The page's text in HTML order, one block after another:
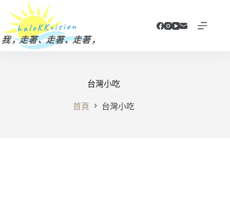
主
要
台灣小吃
首頁 台灣小吃